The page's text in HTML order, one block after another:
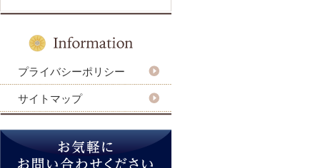
プライバシーポリシー
サイトマップ